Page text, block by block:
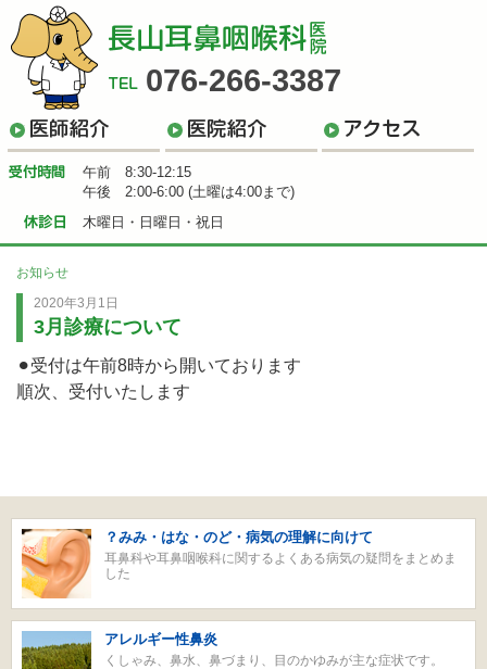
TEL
076-266-3387
医師のご紹介 医院のご紹介
受付時間
午前 8:30-12:15
午後 2:00-6:00 (土曜は4:00まで)
休診日
木曜日・日曜日・祝日
お知らせ
2020年3月1日
3月診療について
⚫︎受付は午前8時から開いております
順次、受付いたします
？みみ・はな・のど・病気の理解に向けて
耳鼻科や耳鼻咽喉科に関するよくある病気の疑問をまとめま
した
アレルギー性鼻炎
くしゃみ、鼻水、鼻づまり、目のかゆみが主な症状です。